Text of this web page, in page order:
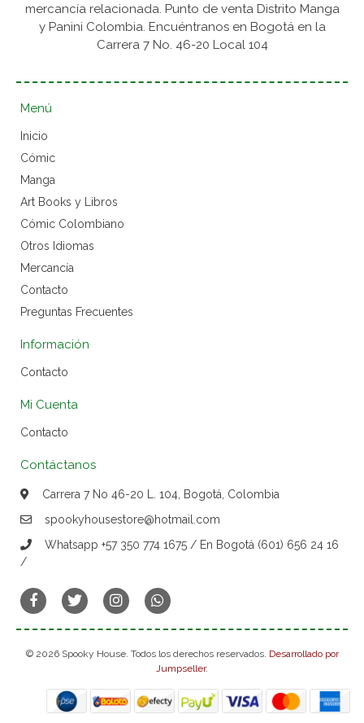
mercancía relacionada. Punto de venta Distrito Manga
y Panini Colombia. Encuéntranos en Bogotá en la
Carrera 7 No. 46-20 Local 104
Menú
Inicio
Cómic
Manga
Art Books y Libros
Cómic Colombiano
Otros Idiomas
Mercancía
Contacto
Preguntas Frecuentes
Información
Contacto
Mi Cuenta
Contacto
Contáctanos
Carrera 7 No 46-20 L. 104, Bogotá, Colombia
spookyhousestore@hotmail.com
Whatsapp +57 350 774 1675 / En Bogotá (601) 656 24 16
/
© 2026 Spooky House. Todos los derechos reservados. Desarrollado por
Jumpseller.